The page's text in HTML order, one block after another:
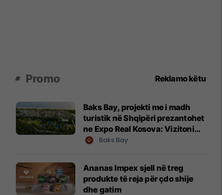
Promo Reklamo këtu
Baks Bay, projekti me i madh
turistik në Shqipëri prezantohet
ne Expo Real Kosova: Vizitoni
shtandin dhe zbuloni
Baks Bay
Ananas Impex sjell në treg
produkte të reja për çdo shije
dhe gatim